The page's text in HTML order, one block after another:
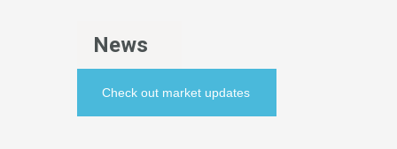
News
Check out market updates